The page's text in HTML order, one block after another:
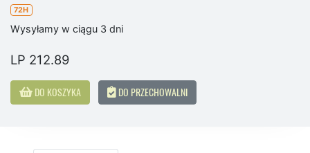
72H
Wysyłamy w ciągu 3 dni
LP 212.89
DO KOSZYKA DO PRZECHOWALNI